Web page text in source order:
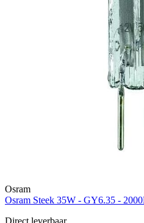
Osram
Osram Steek 35W - GY6.35 -
Direct leverbaar